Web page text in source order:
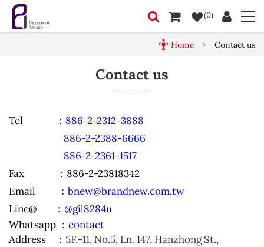
(0)
Home Contact us
Contact us
Tel ： 886-2-2312-3888
886-2-2388-6666
886-2-2361-1517
Fax ：886-2-23818342
Email ： bnew@brandnew.com.tw
Line@
： @gil8284u
Whatsapp ： contact
Address ： 5F.-11, No.5, Ln. 147, Hanzhong St.,